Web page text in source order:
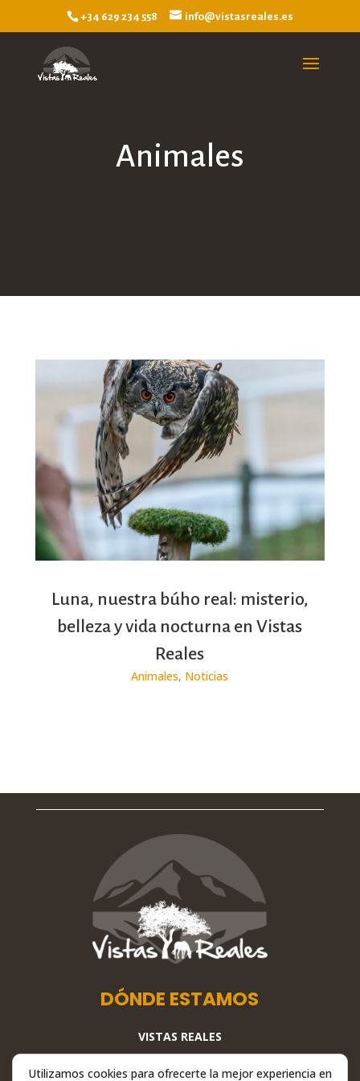
+34 629 234 558 info@vistasreales.es
Animales
Luna, nuestra búho real: misterio,
belleza y vida nocturna en Vistas
Reales
Animales, Noticias
DÓNDE ESTAMOS
VISTAS REALES
Cañada De Los Rancajales, S/N,
Utilizamos cookies para ofrecerte la mejor experiencia en